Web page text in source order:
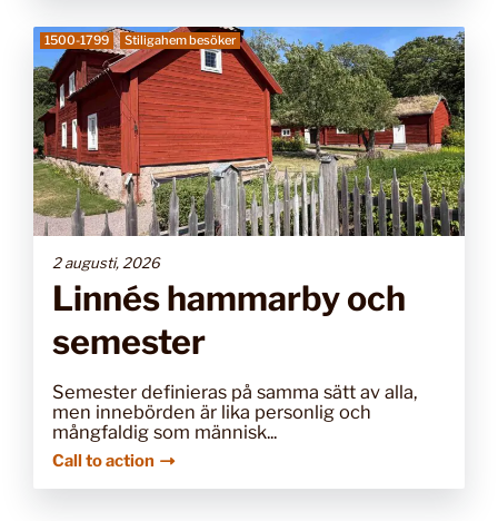
1500-1799 Stiligahem besöker
2 augusti, 2026
Linnés hammarby och
semester
Semester definieras på samma sätt av alla,
men innebörden är lika personlig och
mångfaldig som människ...
Call to action